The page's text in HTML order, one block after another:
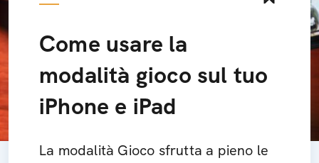
Come usare la
modalità gioco sul tuo
iPhone e iPad
La modalità Gioco sfrutta a pieno le